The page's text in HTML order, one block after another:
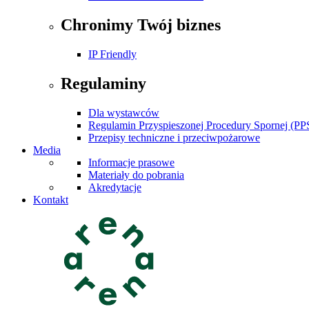
Chronimy Twój biznes
IP Friendly
Regulaminy
Dla wystawców
Regulamin Przyspieszonej Procedury Spornej
Przepisy techniczne i przeciwpożarowe
Media
Informacje prasowe
Materiały do pobrania
Akredytacje
Kontakt